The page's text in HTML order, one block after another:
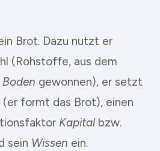
Brot. Dazu nutzt er
(Rohstoffe, aus dem
Boden gewonnen), er setzt
formt das Brot), einen
Kapitalbzw.
sein Wissen ein.